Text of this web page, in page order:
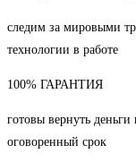
следим за мировыми
технологии в работе
100% ГАРАНТИЯ
готовы вернуть
оговоренный срок